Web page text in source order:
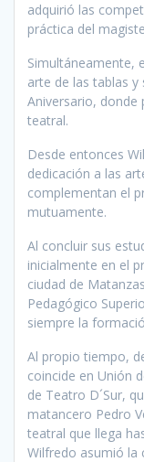
adquirió las
práctica del
Simultáneamente,
arte de las tablas
Aniversario, donde
teatral.
Desde entonces
dedicación a las
complementan el
mutuamente.
Al concluir sus
inicialmente en el
ciudad de
Pedagógico
siempre la
Al propio tiempo,
coincide en Unión
de Teatro D´Sur,
matancero Pedro
teatral que llega
Wilfredo asumió la